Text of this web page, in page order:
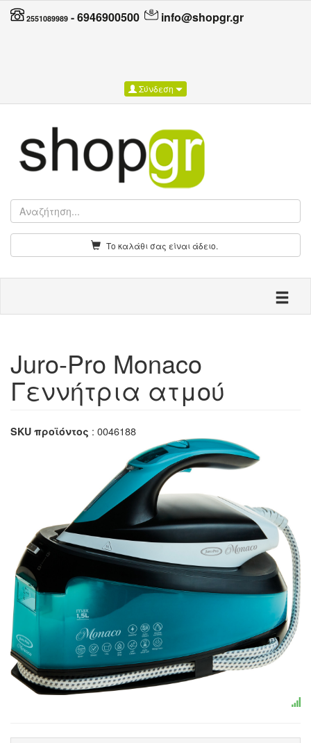
2551089989 -6946900500 info@shopgr.gr
Σύνδεση
Το καλάθι σας είναι άδειο.
Toggle
Juro-Pro Monaco
Γεννήτρια ατμού
SKU προϊόντος : 0046188